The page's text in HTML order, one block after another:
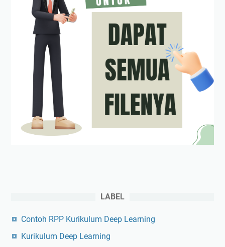
LABEL
Contoh RPP Kurikulum Deep Learning
Kurikulum Deep Learning